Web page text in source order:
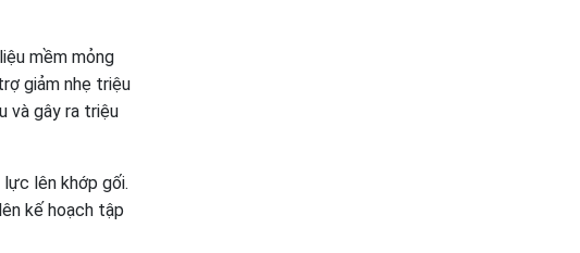
mềm mỏng
giảm nhẹ triệu
và gây ra triệu
lên khớp gối.
kế hoạch tập